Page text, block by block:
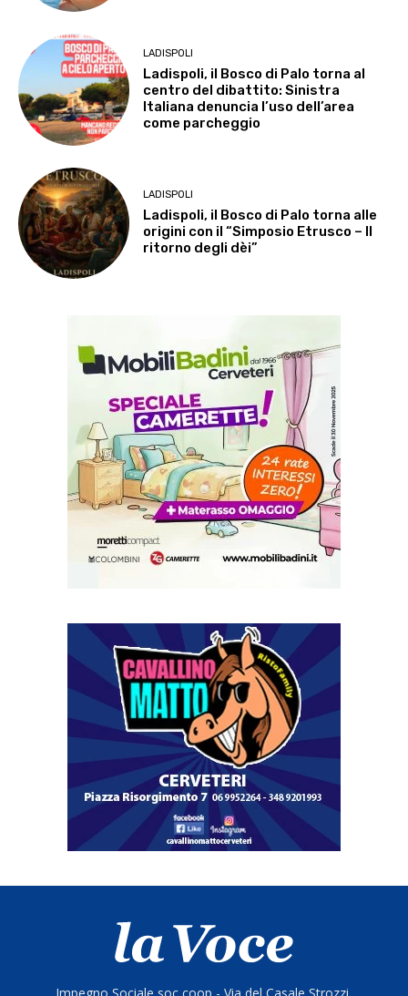
LADISPOLI
Ladispoli, il Bosco di Palo torna al
centro del dibattito: Sinistra
Italiana denuncia l’uso dell’area
come parcheggio
LADISPOLI
Ladispoli, il Bosco di Palo torna alle
origini con il “Simposio Etrusco – Il
ritorno degli dèi”
Impegno Sociale soc coop - Via del Casale Strozzi,